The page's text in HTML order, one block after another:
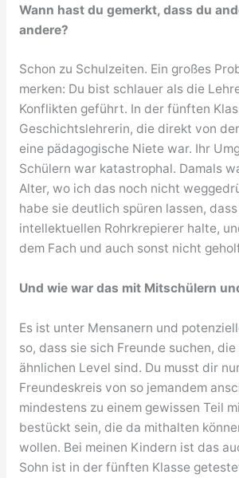
Wann hast du gemerkt, dass du
andere?
Schon zu Schulzeiten. Ein großes
merken: Du bist schlauer als die
Konflikten geführt. In der fünften
Geschichtslehrerin, die direkt von
eine pädagogische Niete war. Ihr
Schülern war katastrophal. Damals
Alter, wo ich das noch nicht
habe sie deutlich spüren lassen,
intellektuellen Rohrkrepierer halte,
dem Fach und auch sonst nicht
Und wie war das mit Mitschülern
Es ist unter Mensanern und
so, dass sie sich Freunde suchen,
ähnlichen Level sind. Du musst dir
Freundeskreis von so jemandem
mindestens zu einem gewissen Teil
bestückt sein, die da mithalten
wollen. Bei meinen Kindern ist das
Sohn ist in der fünften Klasse